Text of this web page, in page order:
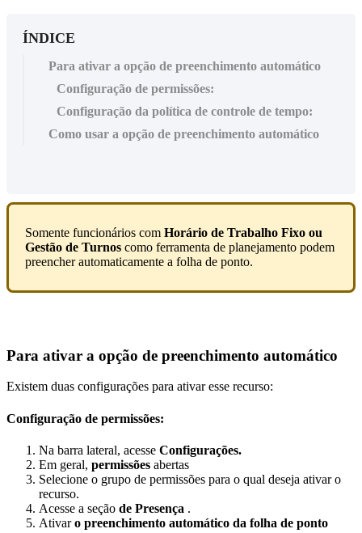
ÍNDICE
Para ativar a opção de preenchimento automático
Configuração de permissões:
Configuração da política de controle de tempo:
Como usar a opção de preenchimento automático
Somente funcionários com Horário de Trabalho Fixo ou
Gestão de Turnos como ferramenta de planejamento podem
preencher automaticamente a folha de ponto.
Para ativar a opção de preenchimento automático
Existem duas configurações para ativar esse recurso:
Configuração de permissões:
Na barra lateral, acesse Configurações.
Em geral, permissões abertas
Selecione o grupo de permissões para o qual deseja ativar o
recurso.
Acesse a seção de Presença .
Ativar o preenchimento automático da folha de ponto